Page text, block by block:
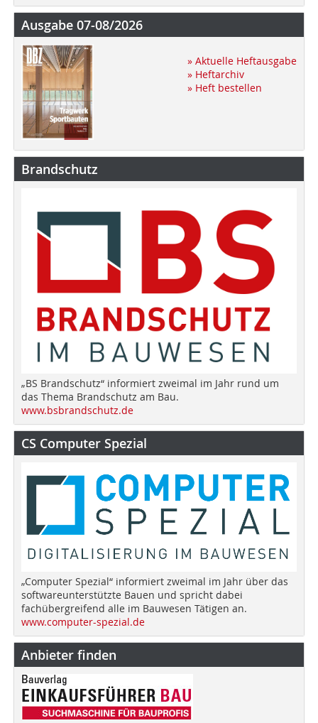
Ausgabe 07-08/2026
» Aktuelle Heftausgabe
» Heftarchiv
» Heft bestellen
Brandschutz
„BS Brandschutz“ informiert zweimal im Jahr rund um
das Thema Brandschutz am Bau.
www.bsbrandschutz.de
CS Computer Spezial
„Computer Spezial“ informiert zweimal im Jahr über das
softwareunterstützte Bauen und spricht dabei
fachübergreifend alle im Bauwesen Tätigen an.
www.computer-spezial.de
Anbieter finden